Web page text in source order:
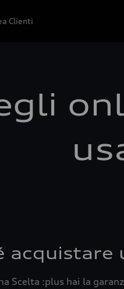
Clienti
acquistare
Scelta :plus hai la